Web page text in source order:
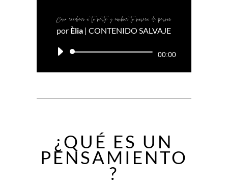
Como reeducar a tu mente y cambiar tu manera de pensar
por Èlia |CONTENIDO SALVAJE
Reproductor00:00
¿QUÉ ES UN
PENSAMIENTO
?